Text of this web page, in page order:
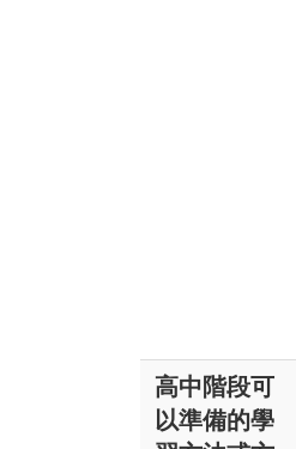
高中階段可
以準備的學